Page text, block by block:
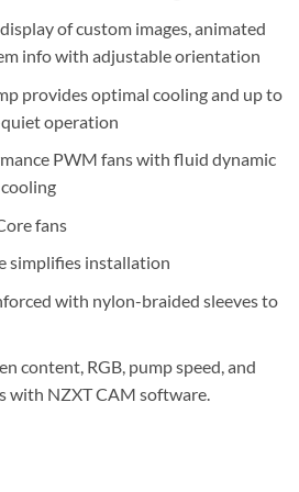
of custom images, animated
info with adjustable orientation
provides optimal cooling and up to
operation
PWM fans with fluid dynamic
fans
simplifies installation
with nylon-braided sleeves to
content, RGB, pump speed, and
with NZXT CAM software.